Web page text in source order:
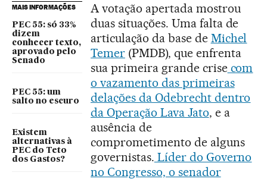
MAIS INFORMAÇÕES
PEC 55: só 33%
dizem
conhecer texto,
aprovado pelo
Senado
PEC 55: um
salto no escuro
Existem
alternativas à
PEC do Teto
dos Gastos?
A votação apertada mostrou
duas situações. Uma falta de
articulação da base de Michel
Temer(PMDB), que enfrenta
sua primeira grande crisecom
o vazamento das primeiras
delações da Odebrecht dentro
da Operação Lava Jato, e a
ausência de
comprometimento de alguns
governistas. Líder do Governo
no Congresso, o senador